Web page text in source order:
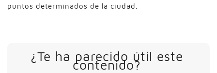
puntos determinados de la ciudad.
¿Te ha parecido útil este
contenido?